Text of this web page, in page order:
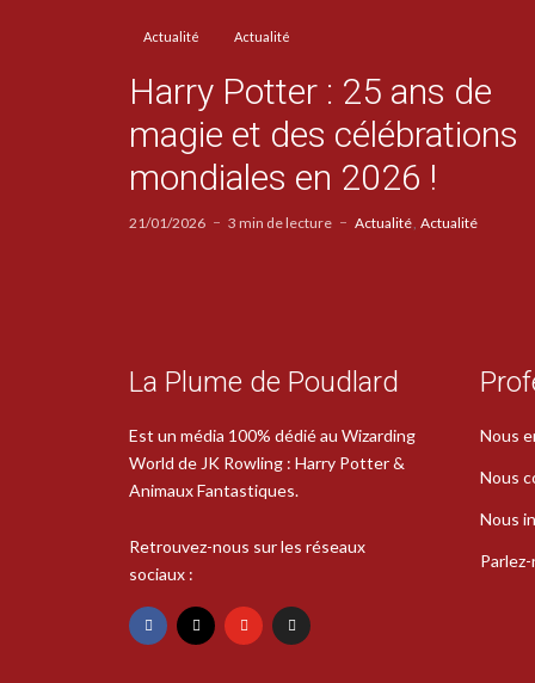
Actualité Actualité
Harry Potter : 25 ans de
magie et des célébrations
mondiales en 2026 !
21/01/2026 3 min de lecture Actualité Actualité
La Plume de Poudlard
Est un média 100% dédié au Wizarding
World de JK Rowling : Harry Potter &
Animaux Fantastiques.
Retrouvez-nous sur les réseaux
sociaux :
Nous
Nous
Nous